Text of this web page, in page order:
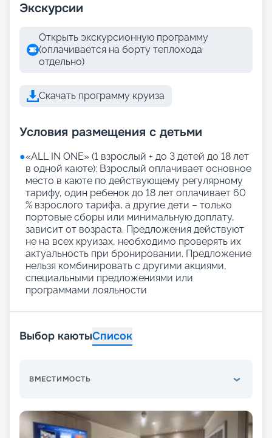
Экскурсии
Открыть экскурсионную программу
(оплачивается на борту теплохода
отдельно)
Скачать программу круиза
Условия размещения с детьми
●«АLL IN ONE» (1 взрослый + до 3 детей до 18 лет
в одной каюте): Взрослый оплачивает основное
место в каюте по действующему регулярному
тарифу, один ребенок до 18 лет оплачивает 60
% взрослого тарифа, а другие дети – только
портовые сборы или минимальную доплату,
зависит от возраста. Предложения действуют
не на всех круизах, необходимо проверять их
актуальность при бронировании. Предложение
нельзя комбинировать с другими акциями,
специальными предложениями или
программами лояльности
Выбор каютыСписок
ВМЕСТИМОСТЬ